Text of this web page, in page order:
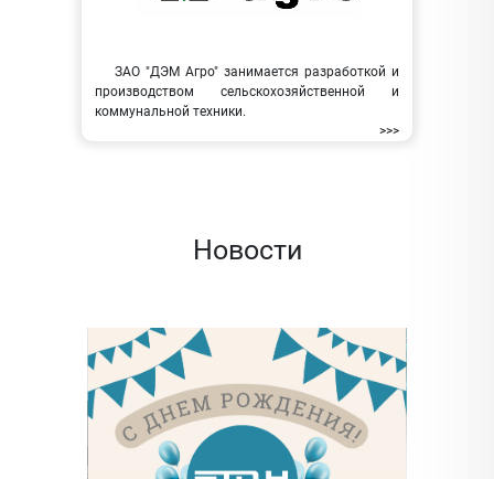
ЗАО "ДЭМ Агро" занимается разработкой и
производством сельскохозяйственной и
коммунальной техники.
>>>
Новости